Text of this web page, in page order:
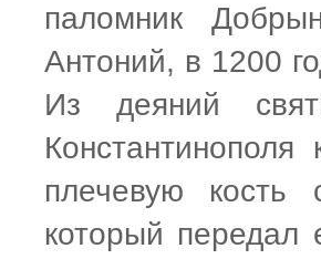
паломник
Антоний, в 1200
Из деяний
плечевую кость
который передал